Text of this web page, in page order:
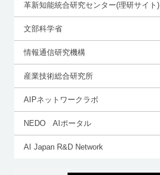
革新知能統合研究センター(理研サイト)
文部科学省
情報通信研究機構
産業技術総合研究所
AIPネットワークラボ
NEDO AIポータル
AI Japan R&D Network